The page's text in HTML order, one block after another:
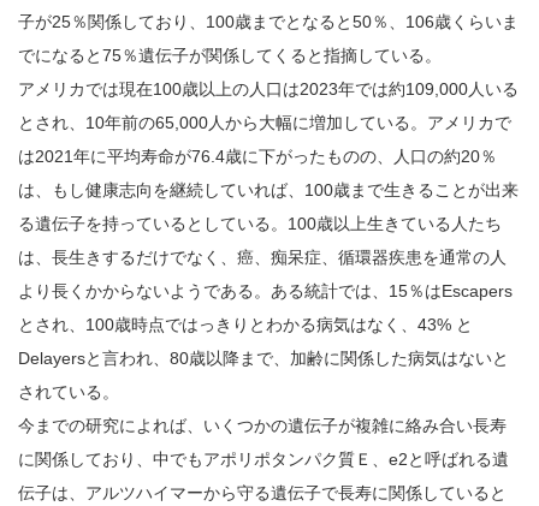
子が25％関係しており、100歳までとなると50％、106歳くらいま
でになると75％遺伝子が関係してくると指摘している。
アメリカでは現在100歳以上の人口は2023年では約109,000人いる
とされ、10年前の65,000人から大幅に増加している。アメリカで
は2021年に平均寿命が76.4歳に下がったものの、人口の約20％
は、もし健康志向を継続していれば、100歳まで生きることが出来
る遺伝子を持っているとしている。100歳以上生きている人たち
は、長生きするだけでなく、癌、痴呆症、循環器疾患を通常の人
より長くかからないようである。ある統計では、15％はEscapers
とされ、100歳時点ではっきりとわかる病気はなく、43% と
Delayersと言われ、80歳以降まで、加齢に関係した病気はないと
されている。
今までの研究によれば、いくつかの遺伝子が複雑に絡み合い長寿
に関係しており、中でもアポリポタンパク質Ｅ、e2と呼ばれる遺
伝子は、アルツハイマーから守る遺伝子で長寿に関係していると